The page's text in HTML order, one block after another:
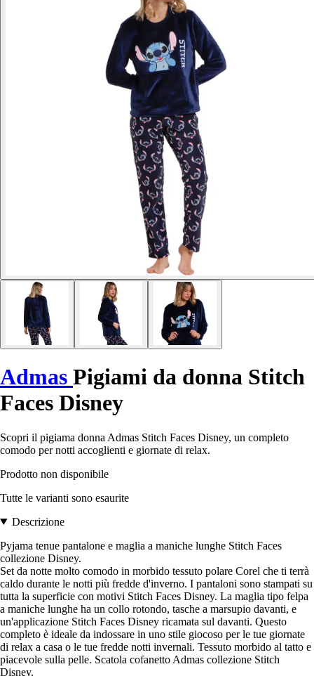
Admas Pigiami da donna Stitch
Faces Disney
Scopri il pigiama donna Admas Stitch Faces Disney, un completo
comodo per notti accoglienti e giornate di relax.
Prodotto non disponibile
Tutte le varianti sono esaurite
Descrizione
Pyjama tenue pantalone e maglia a maniche lunghe Stitch Faces
collezione Disney.
Set da notte molto comodo in morbido tessuto polare Corel che ti terrà
caldo durante le notti più fredde d'inverno. I pantaloni sono stampati su
tutta la superficie con motivi Stitch Faces Disney. La maglia tipo felpa
a maniche lunghe ha un collo rotondo, tasche a marsupio davanti, e
un'applicazione Stitch Faces Disney ricamata sul davanti. Questo
completo è ideale da indossare in uno stile giocoso per le tue giornate
di relax a casa o le tue fredde notti invernali. Tessuto morbido al tatto e
piacevole sulla pelle. Scatola cofanetto Admas collezione Stitch
Disney.